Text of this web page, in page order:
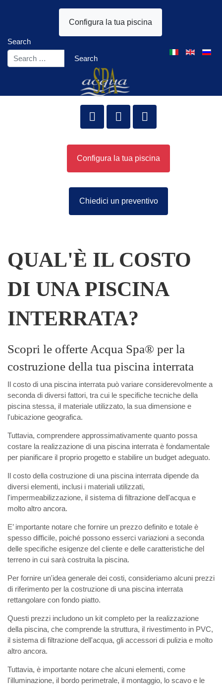
Configura la tua piscina
Search
Search
Select your
Configura la tua piscina
Chiedici un preventivo
QUAL'È IL COSTO
DI UNA PISCINA
INTERRATA?
Scopri le offerte Acqua Spa® per la
costruzione della tua piscina interrata
Il costo di una piscina interrata può variare considerevolmente a
seconda di diversi fattori, tra cui le specifiche tecniche della
piscina stessa, il materiale utilizzato, la sua dimensione e
l'ubicazione geografica.
Tuttavia, comprendere approssimativamente quanto possa
costare la realizzazione di una piscina interrata è fondamentale
per pianificare il proprio progetto e stabilire un budget adeguato.
Il costo della costruzione di una piscina interrata dipende da
diversi elementi, inclusi i materiali utilizzati,
l'impermeabilizzazione, il sistema di filtrazione dell'acqua e
molto altro ancora.
E’ importante notare che fornire un prezzo definito e totale è
spesso difficile, poiché possono esserci variazioni a seconda
delle specifiche esigenze del cliente e delle caratteristiche del
terreno in cui sarà costruita la piscina.
Per fornire un'idea generale dei costi, consideriamo alcuni prezzi
di riferimento per la costruzione di una piscina interrata
rettangolare con fondo piatto.
Questi prezzi includono un kit completo per la realizzazione
della piscina, che comprende la struttura, il rivestimento in PVC,
il sistema di filtrazione dell'acqua, gli accessori di pulizia e molto
altro ancora.
Tuttavia, è importante notare che alcuni elementi, come
l'illuminazione, il bordo perimetrale, il montaggio, lo scavo e le